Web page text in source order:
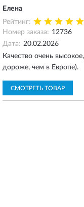
Елена
Рейтинг:
Номер заказа: 12736
Дата: 20.02.2026
Качество очень
дороже, чем в Европе).
СМОТРЕТЬ ТОВАР